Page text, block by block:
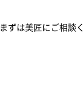
ずは美匠にご相談く